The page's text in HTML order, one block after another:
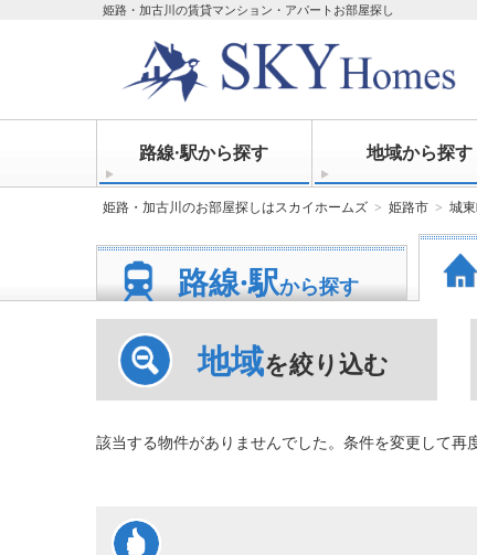
姫路・加古川の賃貸マンション・アパートお部屋探し
路線·駅から探す 地域から探す
姫路・加古川のお部屋探しはスカイホームズ 姫路市 城
路線·駅から探す
地域を絞り込む
該当する物件がありませんでした。条件を変更して再